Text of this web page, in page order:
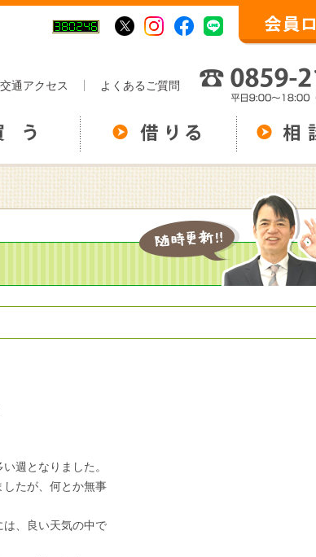
交通アクセス よくあるご質問
週となりました。
したが、何とか無事
、良い天気の中で